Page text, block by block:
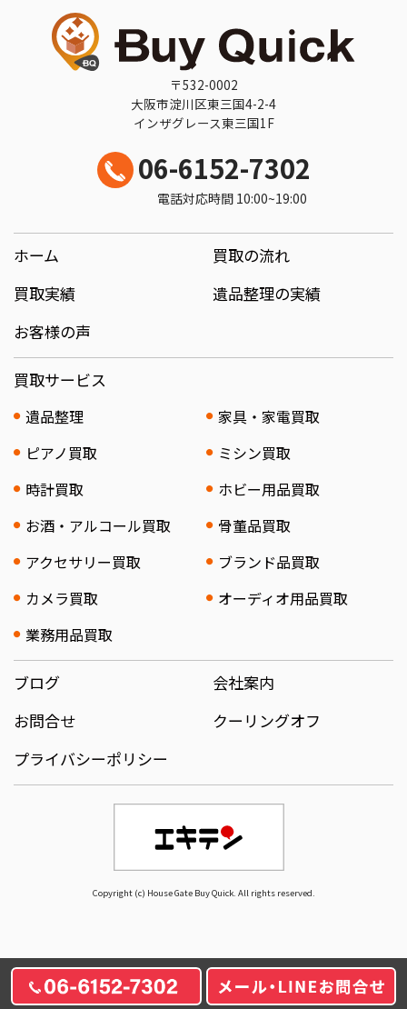
〒532-0002
大阪市淀川区東三国4-2-4
インザグレース東三国1F
06-6152-7302
電話対応時間 10:00~19:00
ホーム
買取の流れ
買取実績
遺品整理の実績
お客様の声
買取サービス
遺品整理
家具・家電買取
ピアノ買取
ミシン買取
時計買取
ホビー用品買取
お酒・アルコール買取
骨董品買取
アクセサリー買取
ブランド品買取
カメラ買取
オーディオ用品買取
業務用品買取
ブログ
会社案内
お問合せ
クーリングオフ
プライバシーポリシー
Copyright (c) House Gate Buy Quick. All rights reserved.